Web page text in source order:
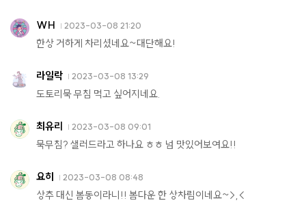
WH 2023-03-08 21:20
한상 거하게 차리셨네요~대단해요!
라일락 2023-03-08 13:29
도토리묵 무침 먹고 싶어지네요.
최유리 2023-03-08 09:01
묵무침? 샐러드라고 하나요 ㅎㅎ 넘 맛있어보여요!!
요히 2023-03-08 08:48
상추 대신 봄동이라니!! 봄다운 한 상차림이네요~>,<